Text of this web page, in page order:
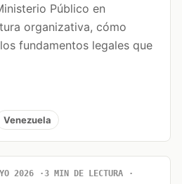
Público en
organizativa, cómo
fundamentos legales que
Venezuela
2026 3 MIN DE LECTURA